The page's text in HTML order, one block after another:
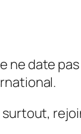
ne date